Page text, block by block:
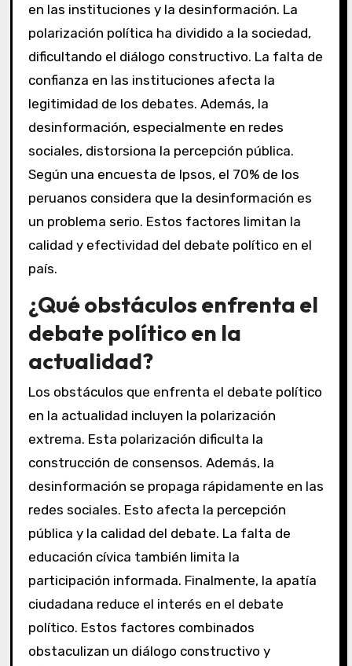
en las instituciones y la desinformación. La
polarización política ha dividido a la sociedad,
dificultando el diálogo constructivo. La falta de
confianza en las instituciones afecta la
legitimidad de los debates. Además, la
desinformación, especialmente en redes
sociales, distorsiona la percepción pública.
Según una encuesta de Ipsos, el 70% de los
peruanos considera que la desinformación es
un problema serio. Estos factores limitan la
calidad y efectividad del debate político en el
país.
¿Qué obstáculos enfrenta el
debate político en la
actualidad?
Los obstáculos que enfrenta el debate político
en la actualidad incluyen la polarización
extrema. Esta polarización dificulta la
construcción de consensos. Además, la
desinformación se propaga rápidamente en las
redes sociales. Esto afecta la percepción
pública y la calidad del debate. La falta de
educación cívica también limita la
participación informada. Finalmente, la apatía
ciudadana reduce el interés en el debate
político. Estos factores combinados
obstaculizan un diálogo constructivo y